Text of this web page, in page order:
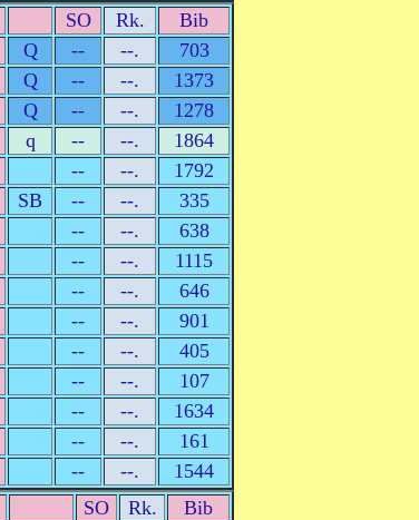
SO Rk.
Bib
Q -- --.
703
Q -- --.
1373
Q -- --.
1278
q -- --.
1864
-- --.
1792
SB -- --.
335
-- --.
638
-- --.
1115
-- --.
646
-- --.
901
-- --.
405
-- --.
107
-- --.
1634
-- --.
161
-- --.
1544
SO Rk.
Bib